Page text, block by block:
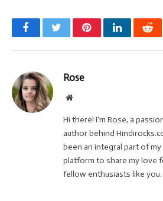
FacebookTwitterPinterestLinkedIn
Rose
Website
Hi there! I'm Rose, a
author behind
been an integral part of
platform to share my love
fellow enthusiasts like you.